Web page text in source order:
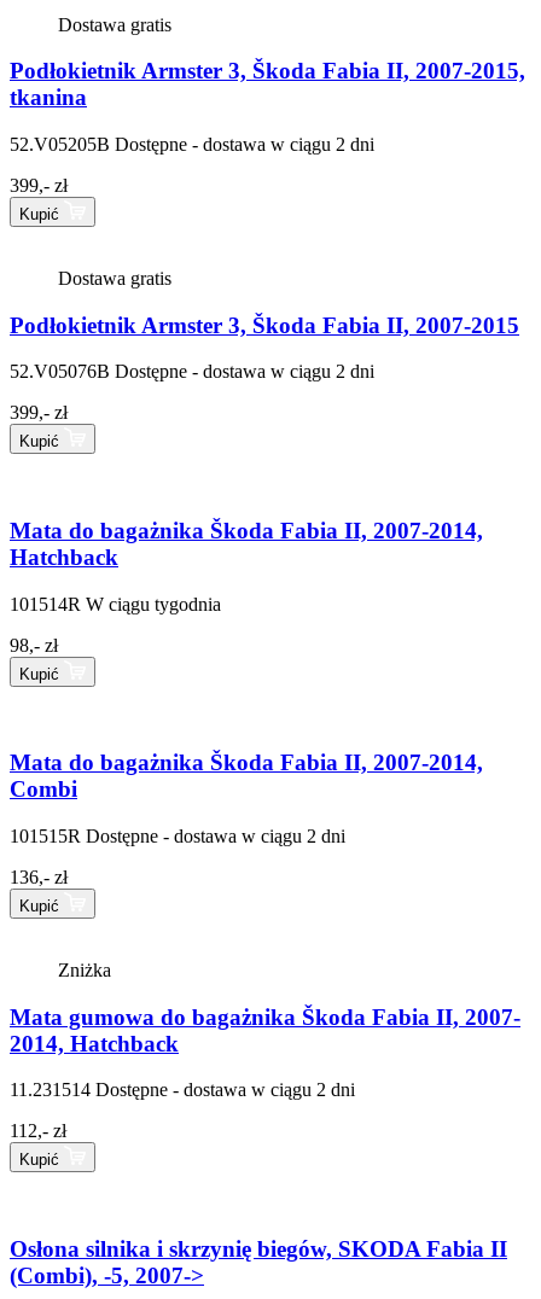
Dostawa gratis
Podłokietnik Armster 3, Škoda Fabia II, 2007-2015,
tkanina
52.V05205B Dostępne - dostawa w ciągu 2 dni
399,- zł
Kupić
Dostawa gratis
Podłokietnik Armster 3, Škoda Fabia II, 2007-2015
52.V05076B Dostępne - dostawa w ciągu 2 dni
399,- zł
Kupić
Mata do bagażnika Škoda Fabia II, 2007-2014,
Hatchback
101514R W ciągu tygodnia
98,- zł
Kupić
Mata do bagażnika Škoda Fabia II, 2007-2014,
Combi
101515R Dostępne - dostawa w ciągu 2 dni
136,- zł
Kupić
Zniżka
Mata gumowa do bagażnika Škoda Fabia II, 2007-
2014, Hatchback
11.231514 Dostępne - dostawa w ciągu 2 dni
112,- zł
Kupić
Osłona silnika i skrzynię biegów, SKODA Fabia II
(Combi), -5, 2007->